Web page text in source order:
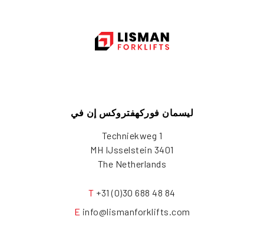
ليسمان فوركهفتروكس إن في
Techniekweg 1
3401 MH IJsselstein
The Netherlands
T +31 (0)30 688 48 84
E info@lismanforklifts.com